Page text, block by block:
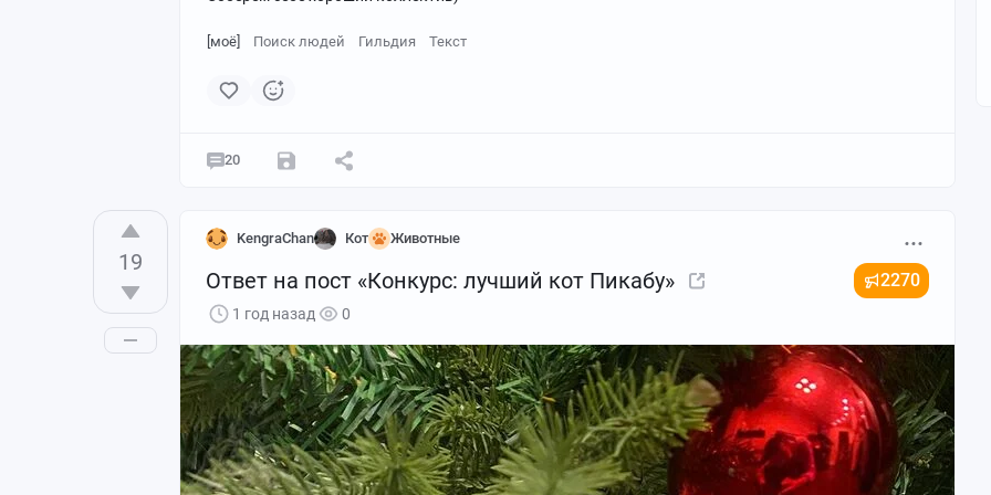
[моё] Поиск людей Гильдия Текст
20
19
KengraChan Кот Животные
Ответ на пост «Конкурс: лучший кот Пикабу» 2270
1 год назад 0